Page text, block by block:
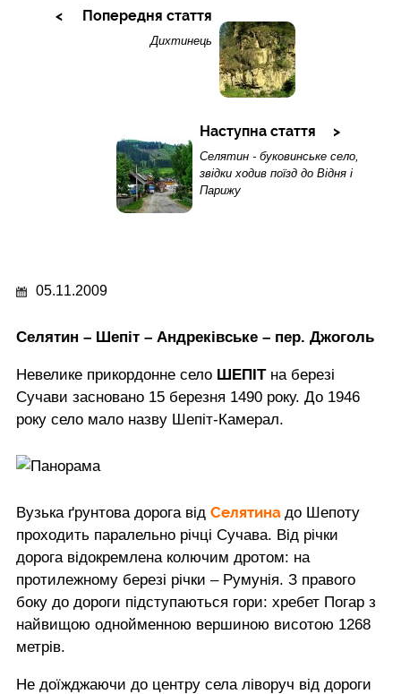
Попередня стаття
Дихтинець
Наступна стаття
Селятин - буковинське село,
звідки ходив поїзд до Відня і
Парижу
05.11.2009
Селятин – Шепіт – Андреківське – пер. Джоголь
Невелике прикордонне село ШЕПІТ на березі
Сучави засновано 15 березня 1490 року. До 1946
року село мало назву Шепіт-Камерал.
Вузька ґрунтова дорога від Селятина до Шепоту
проходить паралельно річці Сучава. Від річки
дорога відокремлена колючим дротом: на
протилежному березі річки – Румунія. З правого
боку до дороги підступаються гори: хребет Погар з
найвищою однойменною вершиною висотою 1268
метрів.
Не доїжджаючи до центру села ліворуч від дороги